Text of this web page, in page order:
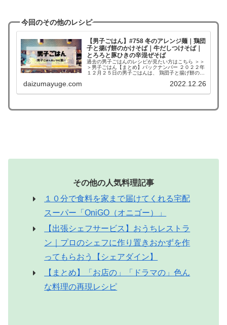
今回のその他のレシピ
【男子ごはん】#758 冬のアレンジ麺｜鶏団
子と揚げ餅のかけそば｜牛だしつけそば｜
とろろと豚ひきの辛混ぜそば
過去の男子ごはんのレシピが見たい方はこちら ＞＞
＞男子ごはん【まとめ】バックナンバー ２０２２年
１２月２５日の男子ごはんは、 鶏団子と揚げ餅のか
ば 鶏団子と揚げ餅のかけそば （出典：） 材料 ...
daizumayuge.com 2022.12.26
その他の人気料理記事
１０分で食料を家まで届けてくれる宅配
スーパー「OniGO（オニゴー）」
【出張シェフサービス】おうちレストラ
ン｜プロのシェフに作り置きおかずを作
ってもらおう【シェアダイン】
【まとめ】「お店の」「ドラマの」色ん
な料理の再現レシピ